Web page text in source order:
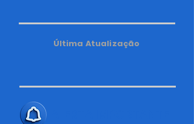
Última Atualização